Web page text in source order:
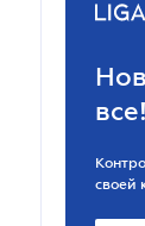
все!
своей